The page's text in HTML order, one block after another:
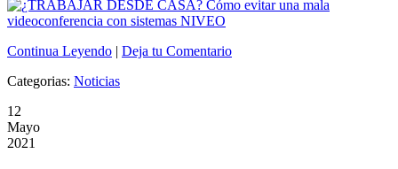
Continua Leyendo | Deja tu Comentario
Categorias: Noticias
12
Mayo
2021